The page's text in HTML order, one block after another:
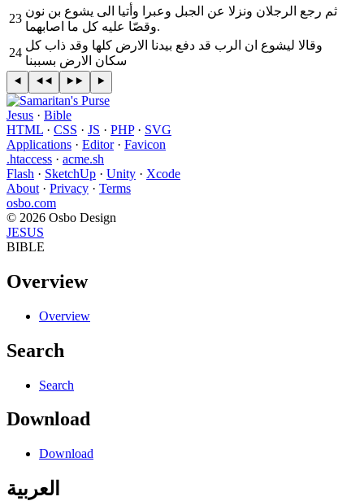
23
ثم رجع الرجلان ونزلا عن الجبل وعبرا وأتيا الى يشوع بن نون
وقصّا عليه كل ما اصابهما.
24
وقالا ليشوع ان الرب قد دفع بيدنا الارض كلها وقد ذاب كل
سكان الارض بسببنا
Jesus · Bible
HTML · CSS · JS · PHP· SVG
Applications · Editor· Favicon
.htaccess · acme.sh
Flash · SketchUp · Unity · Xcode
About · Privacy · Terms
osbo.com
© 2026 Osbo Design
JESUS
BIBLE
Overview
Overview
Search
Search
Download
Download
العربية